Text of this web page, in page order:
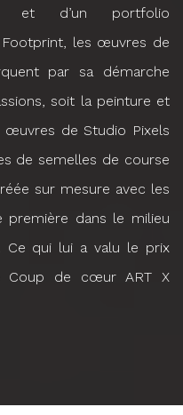
et d’un portfolio
Footprint, les œuvres de
par sa démarche
soit la peinture et
de Studio Pixels
de semelles de course
sur mesure avec les
première dans le milieu
Ce qui lui a valu le prix
Coup de cœur ART X